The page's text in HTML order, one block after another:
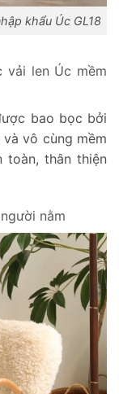
khẩu Úc GL18
vải len Úc mềm
bao bọc bởi
vô cùng mềm
toàn, thân thiện
nằm